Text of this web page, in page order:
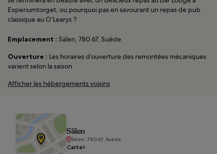
Experiumtorget, ou pourquoi pas en savourant un repas de pub
classique au O’Learys ?
Emplacement : Sälen, 780 67, Suède
Ouverture : Les horaires d’ouverture des remontées mécaniques
varient selon la saison
Afficher les hébergements voisins
Sälen
Sälen, 780 67, Suède
Carte